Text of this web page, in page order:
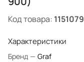
Код товара: 1151079
Характеристики
Бренд — Graf